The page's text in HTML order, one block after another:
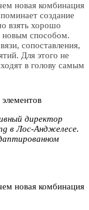
новая комбинация
создание
взять хорошо
новым способом.
сопоставления,
Для этого не
в голову самым
директор
в Лос-Анджелесе.
новая комбинация